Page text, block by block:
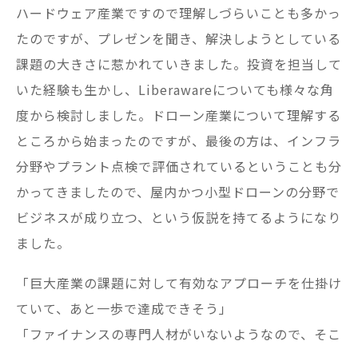
ハードウェア産業ですので理解しづらいことも多かっ
たのですが、プレゼンを聞き、解決しようとしている
課題の大きさに惹かれていきました。投資を担当して
いた経験も生かし、Liberawareについても様々な角
度から検討しました。ドローン産業について理解する
ところから始まったのですが、最後の方は、インフラ
分野やプラント点検で評価されているということも分
かってきましたので、屋内かつ小型ドローンの分野で
ビジネスが成り立つ、という仮説を持てるようになり
ました。
「巨大産業の課題に対して有効なアプローチを仕掛け
ていて、あと一歩で達成できそう」
「ファイナンスの専門人材がいないようなので、そこ